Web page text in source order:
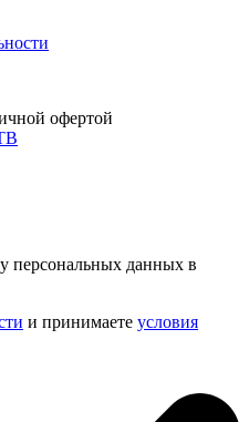
офертой
персональных данных в
и принимаете условия